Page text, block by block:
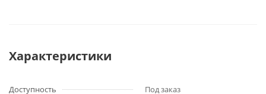
Характеристики
Доступность
Под заказ